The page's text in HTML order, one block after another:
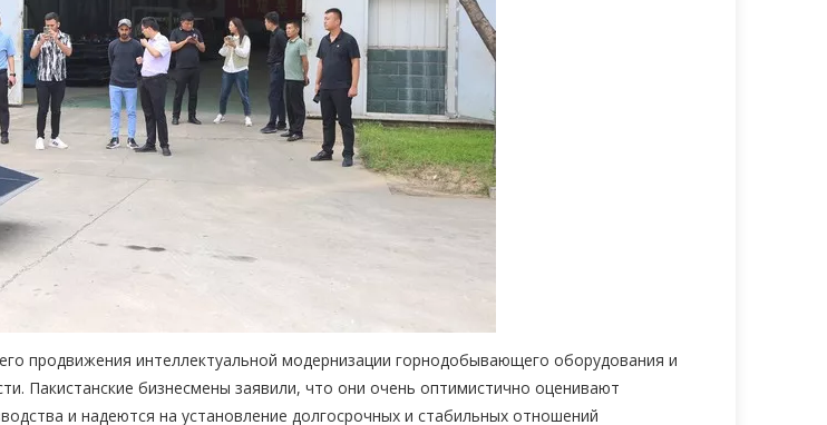
продвижения интеллектуальной модернизации горнодобывающего оборудования и
Пакистанские бизнесмены заявили, что они очень оптимистично оценивают
и надеются на установление долгосрочных и стабильных отношений